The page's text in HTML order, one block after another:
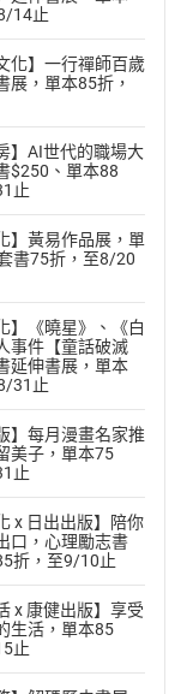
14止
化】一行禪師百歲
展，單本85折，
】AI世代的職場大
$250、單本88
止
】黃易作品展，單
書75折，至8/20
】《曉星》、《白
事件【童話破滅
延伸書展，單本
31止
】每月漫畫名家推
美子，單本75
止
x 日出出版】陪你
口，心理勵志書
折，至9/10止
x 康健出版】享受
生活，單本85
止